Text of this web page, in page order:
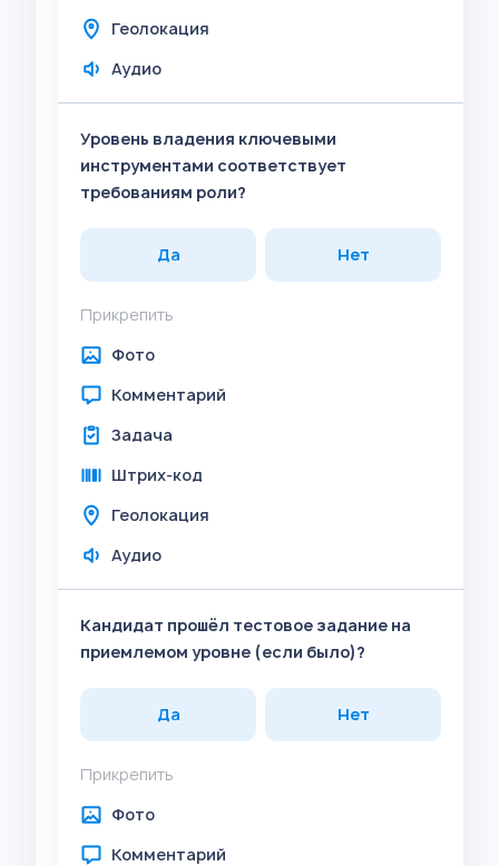
Геолокация
Аудио
Уровень владения ключевыми
инструментами соответствует
требованиям роли?
Да Нет
Прикрепить
Фото
Комментарий
Задача
Штрих-код
Геолокация
Аудио
Кандидат прошёл тестовое задание на
приемлемом уровне (если было)?
Да Нет
Прикрепить
Фото
Комментарий